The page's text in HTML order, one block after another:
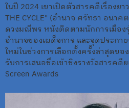
ในปี 2024 เขาเปิดตัวสารคดีเรื่องยา
THE CYCLE" (อำนาจ ศรัทธา อนา
ดวงมณีพร หนังติดตามนักการเมือ
อำนาจของเผด็จการ และจุดประกา
ใหม่ในช่วงการเลือกตั้งครั้งล่าสุดข
รับการเสนอชื่อเข้าชิงรางวัลสารคดี
Screen Awards